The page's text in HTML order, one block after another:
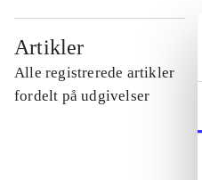
Artikler
Alle registrerede artikler
fordelt på udgivelser